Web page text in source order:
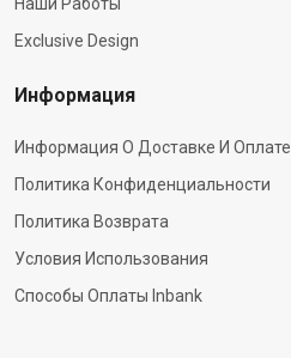
Exclusive Design
Информация
Информация О Доставке И Оплате
Политика Конфиденциальности
Политика Возврата
Условия Использования
Способы Оплаты Inbank